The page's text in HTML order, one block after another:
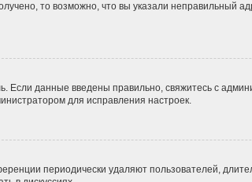
то возможно, что вы указали неправильный
Если данные введены правильно, свяжитесь с
для исправления настроек.
периодически удаляют пользователей,